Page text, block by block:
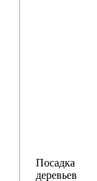
Посадка
деревьев